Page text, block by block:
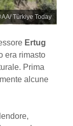
Türkiye Today
Ertug
era rimasto
Prima
alcune